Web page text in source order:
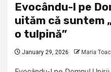
Evocându-l pe
uităm că suntem
o tulpină”
January 29, 2026 Maria